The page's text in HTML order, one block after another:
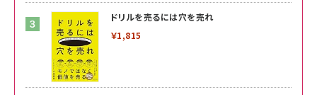
ドリルを売るには穴を売れ
￥1,815